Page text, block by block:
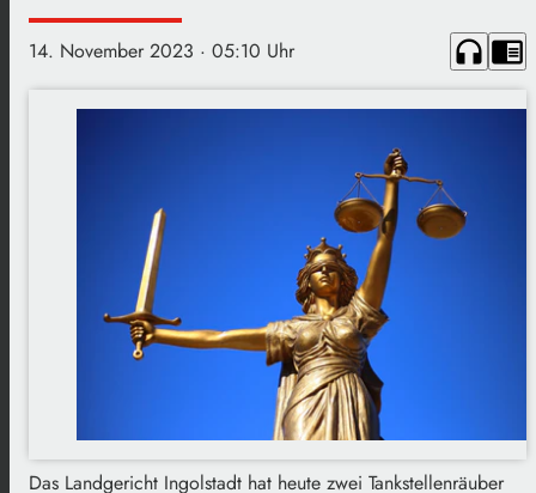
14. November 2023 · 05:10 Uhr headphones chrome_reader_mode
Das Landgericht Ingolstadt hat heute zwei Tankstellenräuber